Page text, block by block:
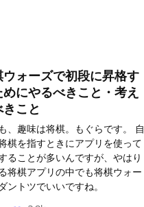
ウォーズで初段に昇格す
めにやるべきこと・考え
きこと
、趣味は将棋。もぐらです。 自
棋を指すときにアプリを使って
ることが多いんですが、やはり
将棋アプリの中でも将棋ウォー
ントツでいいですね。